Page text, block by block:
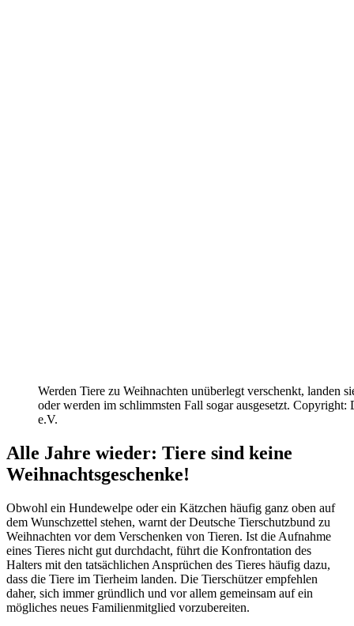
Werden Tiere zu Weihnachten unüberlegt verschenkt, landen
oder werden im schlimmsten Fall sogar ausgesetzt. Copyright:
e.V.
Alle Jahre wieder: Tiere sind keine
Weihnachtsgeschenke!
Obwohl ein Hundewelpe oder ein Kätzchen häufig ganz oben auf
dem Wunschzettel stehen, warnt der Deutsche Tierschutzbund zu
Weihnachten vor dem Verschenken von Tieren. Ist die Aufnahme
eines Tieres nicht gut durchdacht, führt die Konfrontation des
Halters mit den tatsächlichen Ansprüchen des Tieres häufig dazu,
dass die Tiere im Tierheim landen. Die Tierschützer empfehlen
daher, sich immer gründlich und vor allem gemeinsam auf ein
mögliches neues Familienmitglied vorzubereiten.